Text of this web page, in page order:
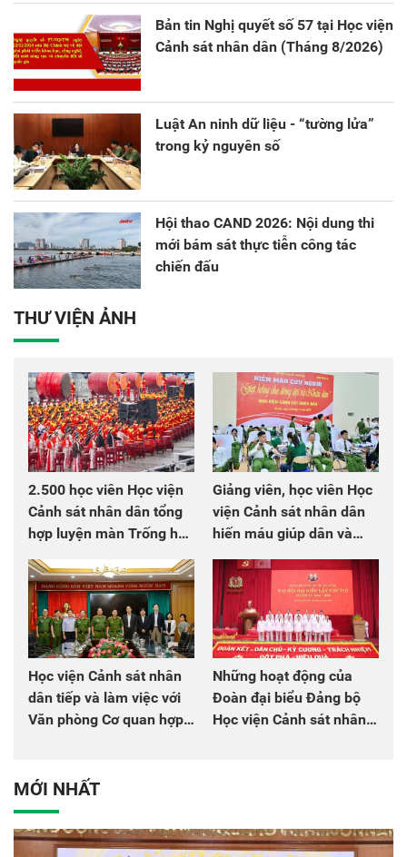
Bản tin Nghị quyết số 57 tại Học viện
Cảnh sát nhân dân (Tháng 8/2026)
Luật An ninh dữ liệu - “tường lửa”
trong kỷ nguyên số
Hội thao CAND 2026: Nội dung thi
mới bám sát thực tiễn công tác
chiến đấu
THƯ VIỆN ẢNH
2.500 học viên Học viện
Cảnh sát nhân dân tổng
hợp luyện màn Trống hội
Giảng viên, học viên Học
viện Cảnh sát nhân dân
hiến máu giúp dân và
Học viện Cảnh sát nhân
dân tiếp và làm việc với
Văn phòng Cơ quan hợp
Những hoạt động của
Đoàn đại biểu Đảng bộ
Học viện Cảnh sát nhân
MỚI NHẤT